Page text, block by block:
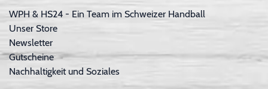
WPH & HS24 - Ein Team im Schweizer Handball
Unser Store
Newsletter
Gutscheine
Nachhaltigkeit und Soziales